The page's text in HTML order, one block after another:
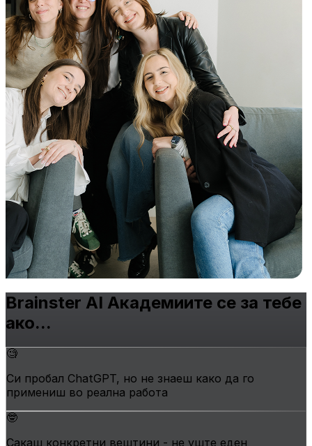
Brainster AI Академиите се за тебе
ако...
🧐
Си пробал ChatGPT, но не знаеш како да го
примениш во реална работа
🤓
Сакаш конкретни вештини - не уште еден